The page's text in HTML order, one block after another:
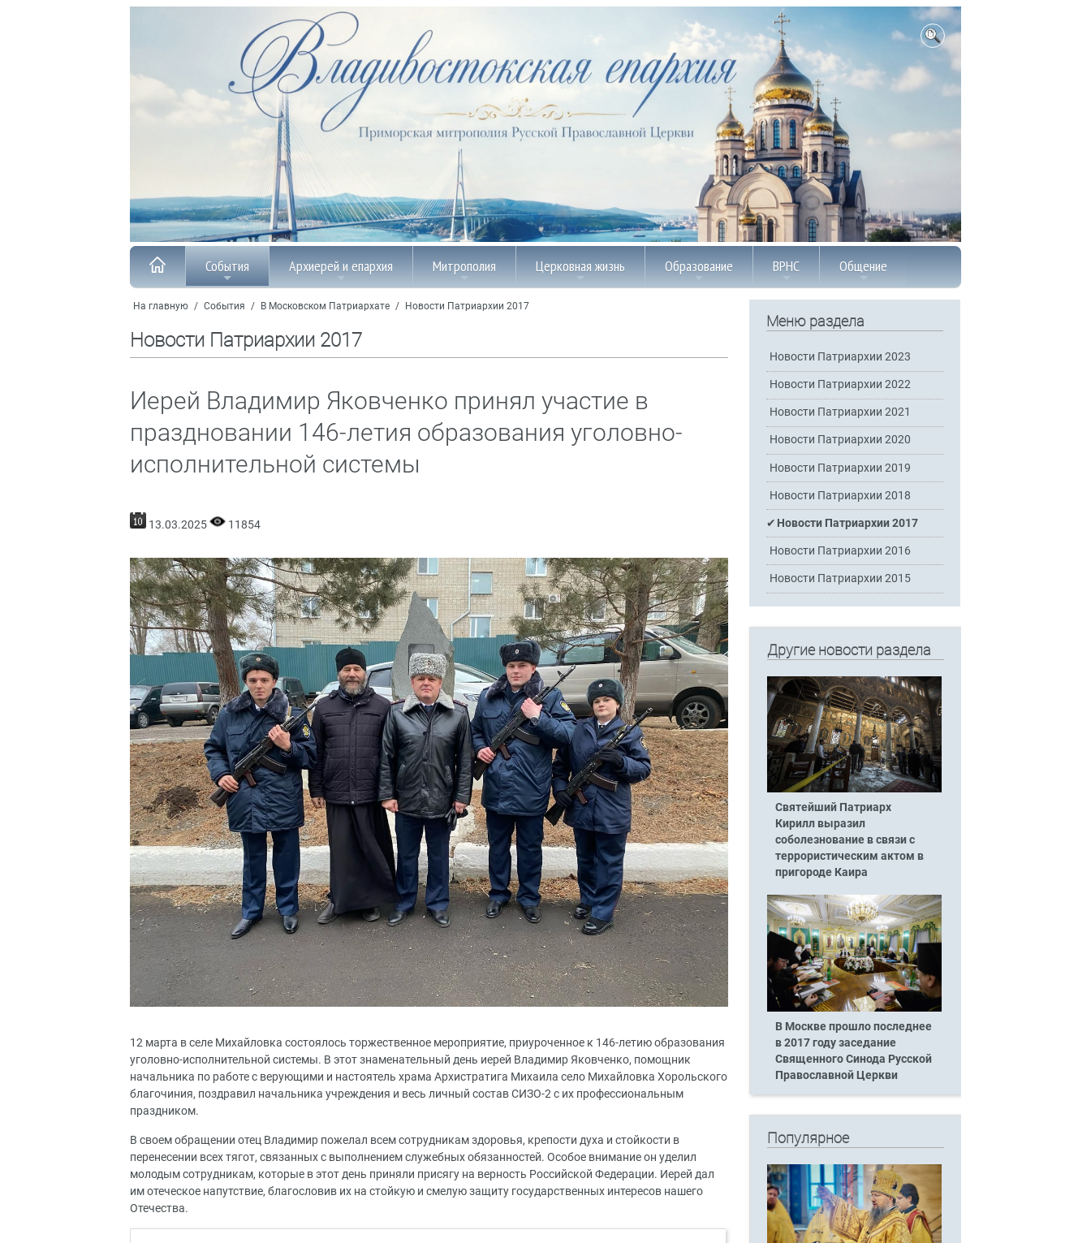
События Архиерей и епархия Митрополия Церковная жизнь Образование ВРНС Общение
На главную / События / В Московском Патриархате / Новости Патриархии 2017
Новости Патриархии 2017
Иерей Владимир Яковченко принял участие в
праздновании 146-летия образования уголовно-
исполнительной системы
13.03.2025 11854
12 марта в селе Михайловка состоялось торжественное мероприятие, приуроченное к 146-летию образования
уголовно-исполнительной системы. В этот знаменательный день иерей Владимир Яковченко, помощник
начальника по работе с верующими и настоятель храма Архистратига Михаила село Михайловка Хорольского
благочиния, поздравил начальника учреждения и весь личный состав СИЗО-2 с их профессиональным
праздником.
В своем обращении отец Владимир пожелал всем сотрудникам здоровья, крепости духа и стойкости в
перенесении всех тягот, связанных с выполнением служебных обязанностей. Особое внимание он уделил
молодым сотрудникам, которые в этот день приняли присягу на верность Российской Федерации. Иерей дал
им отеческое напутствие, благословив их на стойкую и смелую защиту государственных интересов нашего
Отечества.
Меню раздела
Новости Патриархии 2023
Новости Патриархии 2022
Новости Патриархии 2021
Новости Патриархии 2020
Новости Патриархии 2019
Новости Патриархии 2018
Новости Патриархии 2017
Новости Патриархии 2016
Новости Патриархии 2015
Другие новости раздела
Святейший Патриарх
Кирилл выразил
соболезнование в связи с
террористическим актом в
пригороде Каира
В Москве прошло последнее
в 2017 году заседание
Священного Синода Русской
Православной Церкви
Популярное